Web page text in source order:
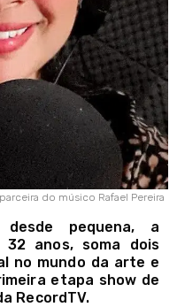
do músico Rafael Pereira
desde pequena, a
32 anos, soma dois
no mundo da arte e
etapa show de
RecordTV.